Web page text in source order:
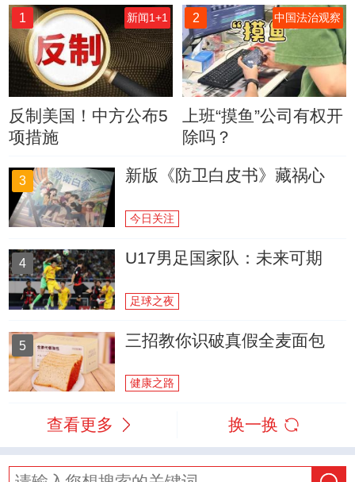
1 新闻1+1
反制美国！中方公布5
项措施
2 中国法治观察
上班“摸鱼”公司有权开
除吗？
3 新版《防卫白皮书》藏祸心
今日关注
4 U17男足国家队：未来可期
足球之夜
5 三招教你识破真假全麦面包
健康之路
查看更多 换一换